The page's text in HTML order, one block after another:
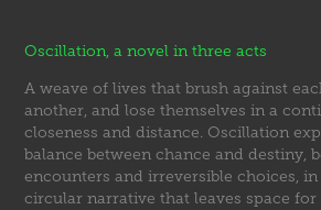
Oscillation, a novel in three acts
A weave of lives that brush against
another, and lose themselves in a
closeness and distance. Oscillation
balance between chance and destiny,
encounters and irreversible choices,
circular narrative that leaves space